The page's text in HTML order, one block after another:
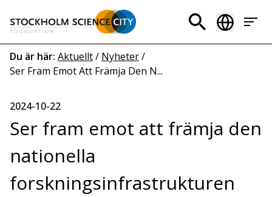
till
huvudinnehåll
Header
menu
Länkstig
Du är här: Aktuellt/ Nyheter/
Ser Fram Emot Att Främja Den N...
2024-10-22
Ser fram emot att främja den
nationella
forskningsinfrastrukturen